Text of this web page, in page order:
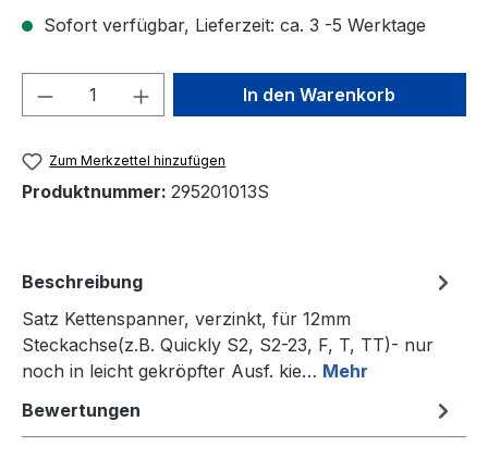
Sofort verfügbar, Lieferzeit: ca. 3 -5 Werktage
Produkt Anzahl: Gib denIn den Warenkorb
Zum Merkzettel hinzufügen
Produktnummer: 295201013S
Beschreibung
Satz Kettenspanner, verzinkt, für 12mm
Steckachse(z.B. Quickly S2, S2-23, F, T, TT)- nur
noch in leicht gekröpfter Ausf. kie… Mehr
Bewertungen